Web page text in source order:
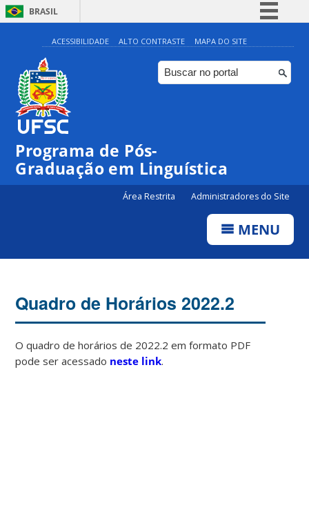
BRASIL
Simplifique!
Comunica BR
Participe
ACESSIBILIDADE ALTO CONTRASTE MAPA DO SITE
Programa de Pós-
Graduação em Linguística
Área Restrita Administradores do Site
MENU
Quadro de Horários 2022.2
O quadro de horários de 2022.2 em formato PDF
pode ser acessado neste link.